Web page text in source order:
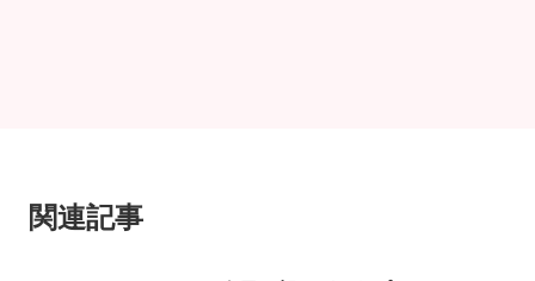
関連記事